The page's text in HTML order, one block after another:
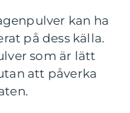
kan ha
på dess källa.
som är lätt
att påverka